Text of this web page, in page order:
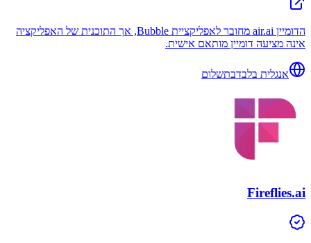
הדומיין air.ai מחובר לאפליקציית Bubble, אך התוכנית של האפליקציה
אינה מציעה דומיין מותאם אישית.
אנגלית בלבדבתשלום
Fireflies.ai